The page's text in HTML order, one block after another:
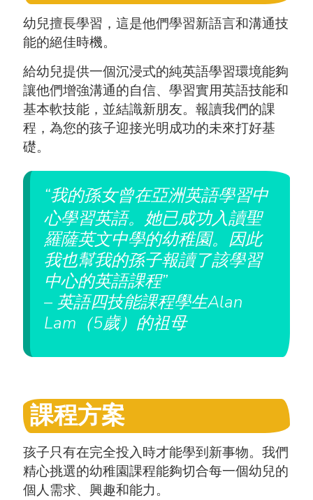
幼兒擅長學習，這是他們學習新語言和溝通技
能的絕佳時機。
給幼兒提供一個沉浸式的純英語學習環境能夠
讓他們增強溝通的自信、學習實用英語技能和
基本軟技能，並結識新朋友。報讀我們的課
程，為您的孩子迎接光明成功的未來打好基
礎。
“我的孫女曾在亞洲英語學習中
心學習英語。她已成功入讀聖
羅薩英文中學的幼稚園。因此
我也幫我的孫子報讀了該學習
中心的英語課程”
– 英語四技能課程學生Alan
Lam（5歲）的祖母
課程方案
孩子只有在完全投入時才能學到新事物。我們
精心挑選的幼稚園課程能夠切合每一個幼兒的
個人需求、興趣和能力。